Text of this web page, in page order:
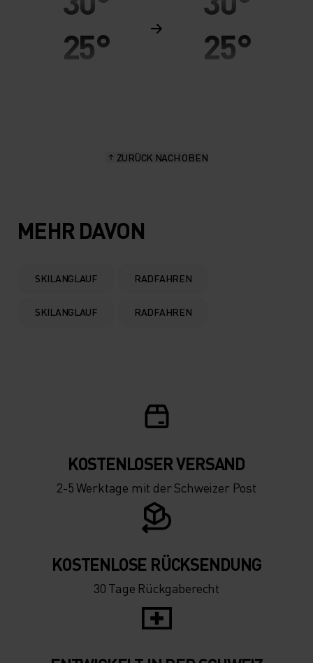
25°
5°
0°
-5°
-20°
-25°
25°
-20°
-25°
ZURÜCK NACH OBEN
MEHR DAVON
SKILANGLAUF RADFAHREN
SKILANGLAUF RADFAHREN
KOSTENLOSER VERSAND
2-5 Werktage mit der Schweizer Post
KOSTENLOSE RÜCKSENDUNG
30 Tage Rückgaberecht